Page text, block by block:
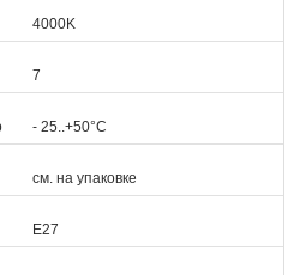
4000K
7
- 25..+50°C
см. на упаковке
Е27